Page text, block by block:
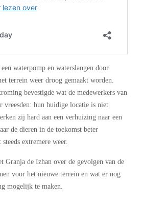
waterpomp en waterslangen door
terrein weer droog gemaakt worden.
bevestigde wat de medewerkers van
vreesden: hun huidige locatie is niet
zij hard aan een verhuizing naar een
de dieren in de toekomst beter
extremere weer.
Granja de Izhan over de gevolgen van de
voor het nieuwe terrein en wat er nog
mogelijk te maken.